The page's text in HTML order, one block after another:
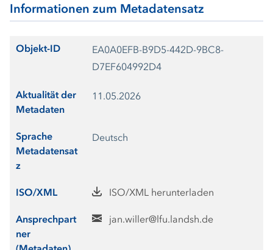
Informationen zum Metadatensatz
Objekt-ID
EA0A0EFB-B9D5-442D-9BC8-
D7EF604992D4
Aktualität der
Metadaten
11.05.2026
Sprache
Metadatensat
z
Deutsch
ISO/XML ISO/XML herunterladen
Ansprechpart
ner
jan.willer@lfu.landsh.de